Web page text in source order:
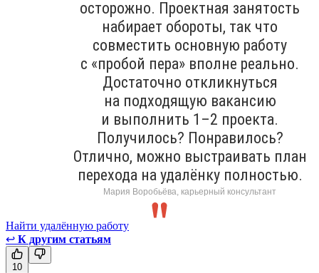
осторожно. Проектная занятость
набирает обороты, так что
совместить основную работу
с «пробой пера» вполне реально.
Достаточно откликнуться
на подходящую вакансию
и выполнить 1–2 проекта.
Получилось? Понравилось?
Отлично, можно выстраивать план
перехода на удалёнку полностью.
Мария Воробьёва, карьерный консультант
Найти удалённую работу
↩ К другим статьям
10